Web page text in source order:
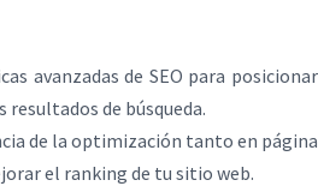
avanzadas de SEO para posicionar
de búsqueda.
de la optimización tanto en página
el ranking de tu sitio web.